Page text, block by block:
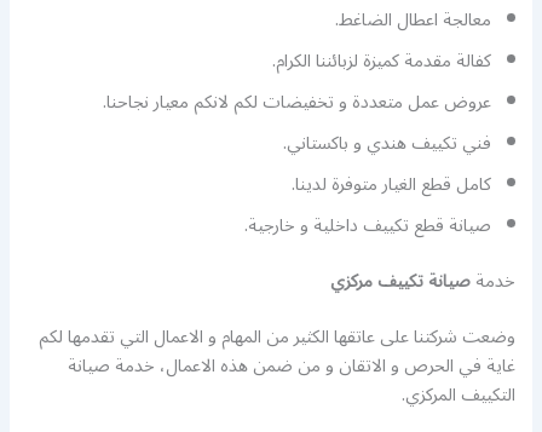
معالجة اعطال الضاغط.
كفالة مقدمة كميزة لزبائننا الكرام.
عروض عمل متعددة و تخفيضات لكم لانكم معيار نجاحنا.
فني تكييف هندي و باكستاني.
كامل قطع الغيار متوفرة لدينا.
صيانة قطع تكييف داخلية و خارجية.
خدمةصيانة تكييف مركزي
وضعت شركتنا على عاتقها الكثير من المهام و الاعمال التي تقدمها لكم
غاية في الحرص و الاتقان و من ضمن هذه الاعمال، خدمة صيانة
التكييف المركزي.